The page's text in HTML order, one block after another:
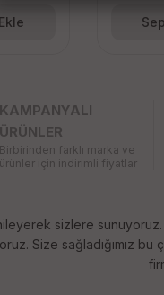
KAMPANYALI
ÜRÜNLER
Birbirinden farklı marka ve
ürünler için indirimli fiyatlar
sizlere
Size sağladığımız bu